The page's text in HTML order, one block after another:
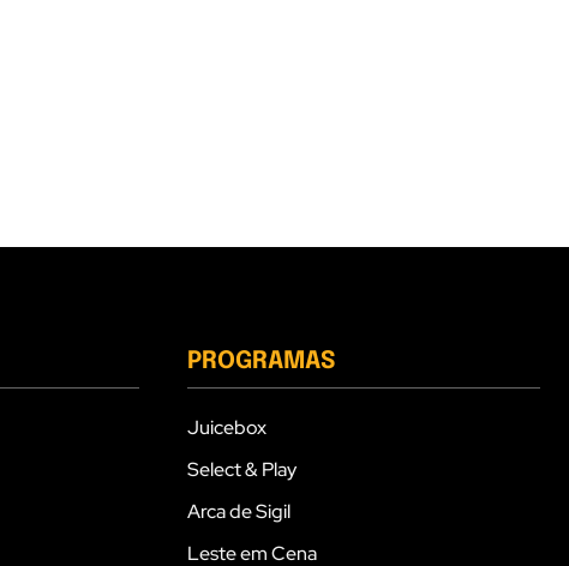
PROGRAMAS
Juicebox
Select & Play
Arca de Sigil
Leste em Cena